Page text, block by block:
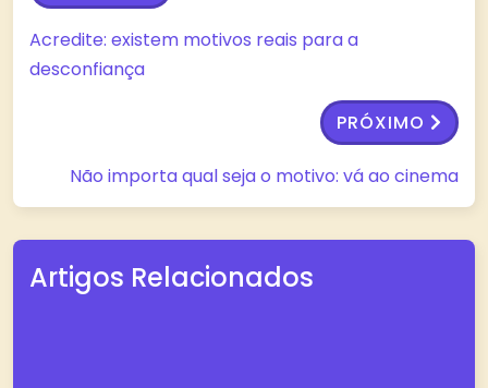
Acredite: existem motivos reais para a
desconfiança
PRÓXIMO
Não importa qual seja o motivo: vá ao cinema
Artigos Relacionados